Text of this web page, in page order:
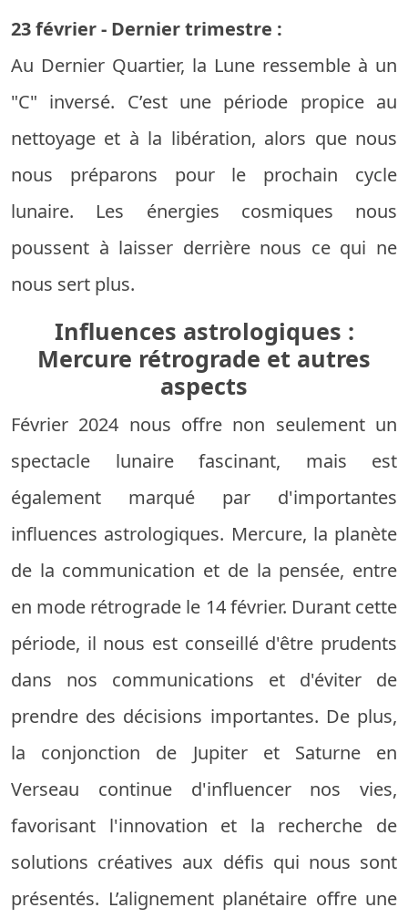
23 février - Dernier trimestre :
Au Dernier Quartier, la Lune ressemble à un
"C" inversé. C’est une période propice au
nettoyage et à la libération, alors que nous
nous préparons pour le prochain cycle
lunaire. Les énergies cosmiques nous
poussent à laisser derrière nous ce qui ne
nous sert plus.
Influences astrologiques :
Mercure rétrograde et autres
aspects
Février 2024 nous offre non seulement un
spectacle lunaire fascinant, mais est
également marqué par d'importantes
influences astrologiques. Mercure, la planète
de la communication et de la pensée, entre
en mode rétrograde le 14 février. Durant cette
période, il nous est conseillé d'être prudents
dans nos communications et d'éviter de
prendre des décisions importantes. De plus,
la conjonction de Jupiter et Saturne en
Verseau continue d'influencer nos vies,
favorisant l'innovation et la recherche de
solutions créatives aux défis qui nous sont
présentés. L’alignement planétaire offre une